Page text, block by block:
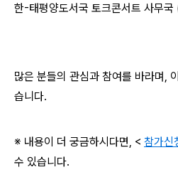
한-태평양도서국 토크콘서트 사무국
많은 분들의 관심과 참여를 바라며,
습니다.
※ 내용이 더 궁금하시다면, < 참가신
수 있습니다.